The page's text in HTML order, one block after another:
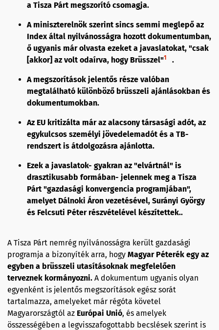
a Tisza Párt megszorító csomagja.
A miniszterelnök szerint sincs semmi meglepő az
Index által nyilvánosságra hozott dokumentumban,
ő ugyanis már olvasta ezeket a javaslatokat, "csak
[akkor] az volt odaírva, hogy Brüsszel"1 .
A megszorítások jelentős része valóban
megtalálható különböző brüsszeli ajánlásokban és
dokumentumokban.
Az EU kritizálta már az alacsony társasági adót, az
egykulcsos személyi jövedelemadót és a TB-
rendszert is átdolgozásra ajánlotta.
Ezek a javaslatok- gyakran az "elvártnál" is
drasztikusabb formában- jelennek meg a Tisza
Párt "gazdasági konvergencia programjában",
amelyet Dálnoki Áron vezetésével, Surányi György
és Felcsuti Péter részvételével készítettek..
A Tisza Párt nemrég nyilvánosságra került gazdasági
programja a bizonyíték arra, hogy Magyar Péterék egy az
egyben a brüsszeli utasításoknak megfelelően
terveznek kormányozni. A dokumentum ugyanis olyan
egyenként is jelentős megszorítások egész sorát
tartalmazza, amelyeket már régóta követel
Magyarországtól az Európai Unió, és amelyek
összességében a legvisszafogottabb becslések szerint is